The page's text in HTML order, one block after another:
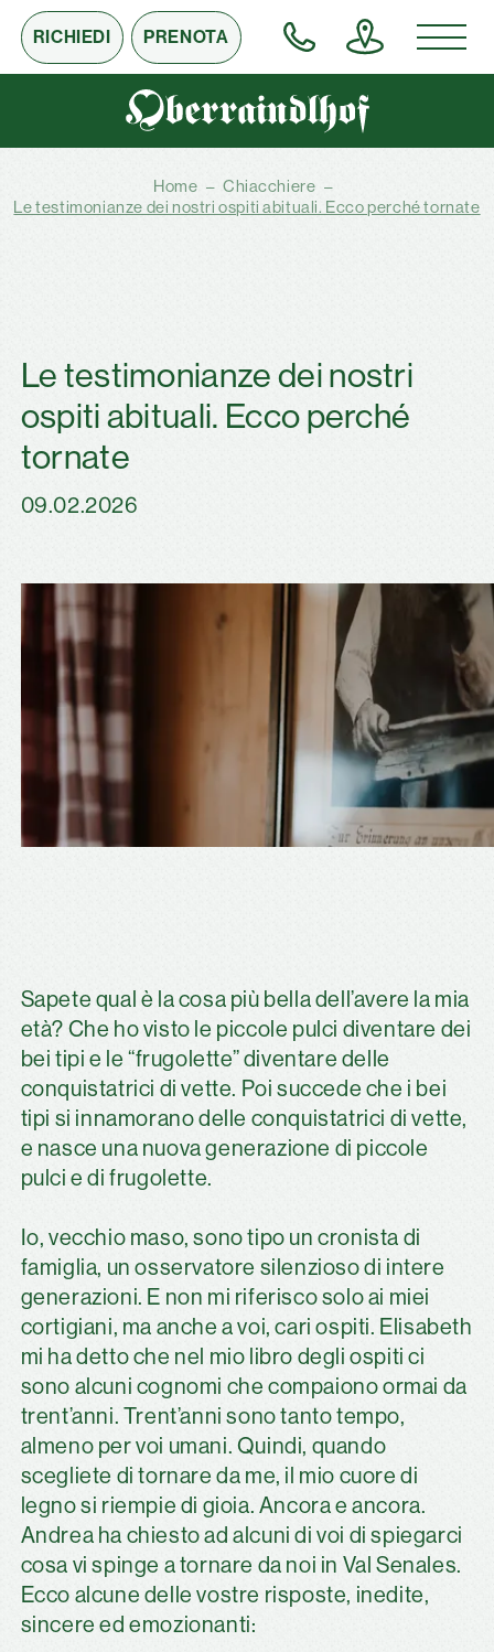
RICHIEDI PRENOTA
Home – Chiacchiere –
Le testimonianze dei nostri ospiti abituali. Ecco perché tornate
Le testimonianze dei nostri
ospiti abituali. Ecco perché
tornate
09.02.2026
Sapete qual è la cosa più bella dell’avere la mia
età? Che ho visto le piccole pulci diventare dei
bei tipi e le “frugolette” diventare delle
conquistatrici di vette. Poi succede che i bei
tipi si innamorano delle conquistatrici di vette,
e nasce una nuova generazione di piccole
pulci e di frugolette.
Io, vecchio maso, sono tipo un cronista di
famiglia, un osservatore silenzioso di intere
generazioni. E non mi riferisco solo ai miei
cortigiani, ma anche a voi, cari ospiti. Elisabeth
mi ha detto che nel mio libro degli ospiti ci
sono alcuni cognomi che compaiono ormai da
trent’anni. Trent’anni sono tanto tempo,
almeno per voi umani. Quindi, quando
scegliete di tornare da me, il mio cuore di
legno si riempie di gioia. Ancora e ancora.
Andrea ha chiesto ad alcuni di voi di spiegarci
cosa vi spinge a tornare da noi in Val Senales.
Ecco alcune delle vostre risposte, inedite,
sincere ed emozionanti: